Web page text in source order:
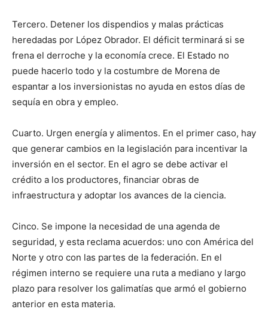
Tercero. Detener los dispendios y malas prácticas
heredadas por López Obrador. El déficit terminará si se
frena el derroche y la economía crece. El Estado no
puede hacerlo todo y la costumbre de Morena de
espantar a los inversionistas no ayuda en estos días de
sequía en obra y empleo.
Cuarto. Urgen energía y alimentos. En el primer caso, hay
que generar cambios en la legislación para incentivar la
inversión en el sector. En el agro se debe activar el
crédito a los productores, financiar obras de
infraestructura y adoptar los avances de la ciencia.
Cinco. Se impone la necesidad de una agenda de
seguridad, y esta reclama acuerdos: uno con América del
Norte y otro con las partes de la federación. En el
régimen interno se requiere una ruta a mediano y largo
plazo para resolver los galimatías que armó el gobierno
anterior en esta materia.